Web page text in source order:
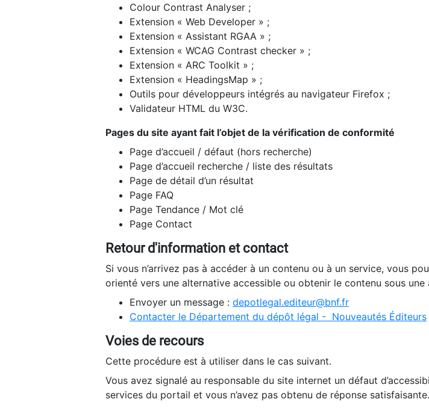
Colour Contrast Analyser ;
Extension « Web Developer » ;
Extension « Assistant RGAA » ;
Extension « WCAG Contrast checker » ;
Extension « ARC Toolkit » ;
Extension « HeadingsMap » ;
Outils pour développeurs intégrés au navigateur Firefox ;
Validateur HTML du W3C.
Pages du site ayant fait l’objet de la vérification de conformité
Page d’accueil / défaut (hors recherche)
Page d’accueil recherche / liste des résultats
Page de détail d’un résultat
Page FAQ
Page Tendance / Mot clé
Page Contact
Retour d'information et contact
Si vous n’arrivez pas à accéder à un contenu ou à un service, vous
orienté vers une alternative accessible ou obtenir le contenu sous une
Envoyer un message : depotlegal.editeur@bnf.fr
Contacter le Département du dépôt légal - Nouveautés Éditeurs
Voies de recours
Cette procédure est à utiliser dans le cas suivant.
Vous avez signalé au responsable du site internet un défaut
services du portail et vous n’avez pas obtenu de réponse satisfaisante.